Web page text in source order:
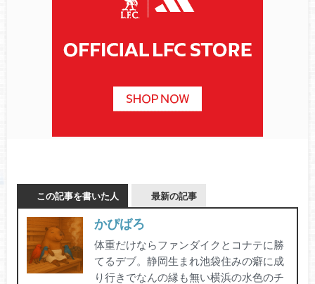
この記事を書いた人 最新の記事
かぴばろ
体重だけならファンダイクとコナテに勝
てるデブ。静岡生まれ池袋住みの癖に成
り行きでなんの縁も無い横浜の水色のチ